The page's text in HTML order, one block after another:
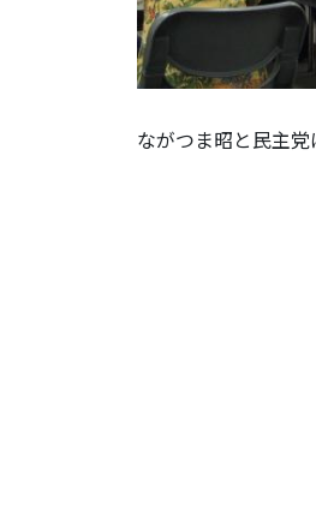
ながつま昭と民主